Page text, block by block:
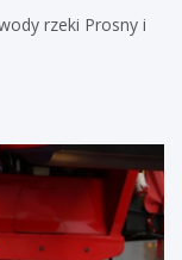
rzeki Prosny i